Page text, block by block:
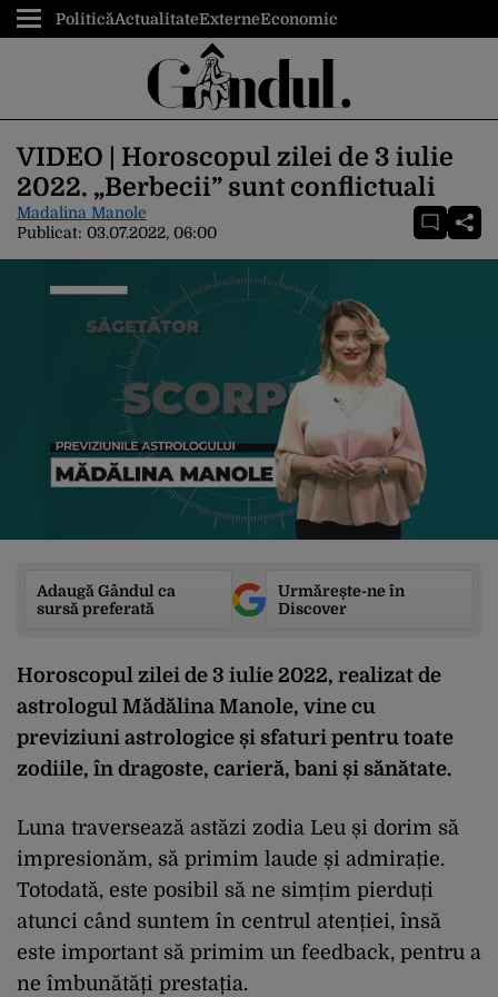
PoliticăActualitateExterneEconomic
VIDEO | Horoscopul zilei de 3 iulie
2022. „Berbecii” sunt conflictuali
Madalina Manole
Publicat: 03.07.2022, 06:00
Adaugă Gândul ca
sursă preferată
Urmărește-ne în
Discover
Horoscopul zilei de 3 iulie 2022, realizat de
astrologul Mădălina Manole, vine cu
previziuni astrologice și sfaturi pentru toate
zodiile, în dragoste, carieră, bani și sănătate.
Luna traversează astăzi zodia Leu și dorim să
impresionăm, să primim laude și admirație.
Totodată, este posibil să ne simțim pierduți
atunci când suntem în centrul atenției, însă
este important să primim un feedback, pentru a
ne îmbunătăți prestația.